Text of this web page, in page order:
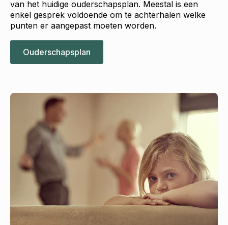
van het huidige ouderschapsplan. Meestal is een
enkel gesprek voldoende om te achterhalen welke
punten er aangepast moeten worden.
Ouderschapsplan